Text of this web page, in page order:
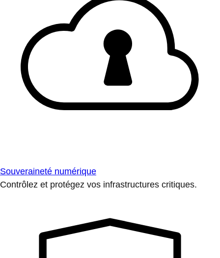
Souveraineté numérique
Contrôlez et protégez vos infrastructures critiques.